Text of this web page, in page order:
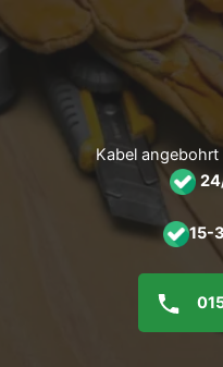
Inhalt
Kabel
15-